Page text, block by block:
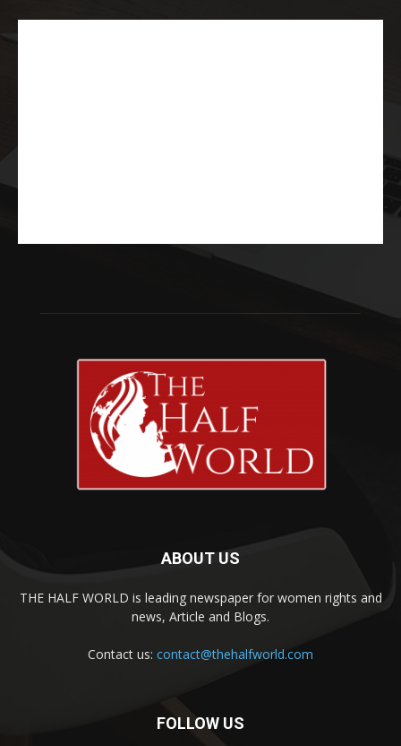
ABOUT US
THE HALF WORLD is leading newspaper for women rights and
news, Article and Blogs.
Contact us: contact@thehalfworld.com
FOLLOW US